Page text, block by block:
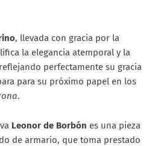
, llevada con gracia por la
la elegancia atemporal y la
perfectamente su gracia
para su próximo papel en los
.
Leonor de Borbón es una pieza
de armario, que toma prestado